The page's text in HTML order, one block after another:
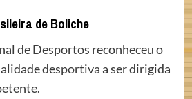
de Boliche
de Desportos reconheceu o
desportiva a ser dirigida